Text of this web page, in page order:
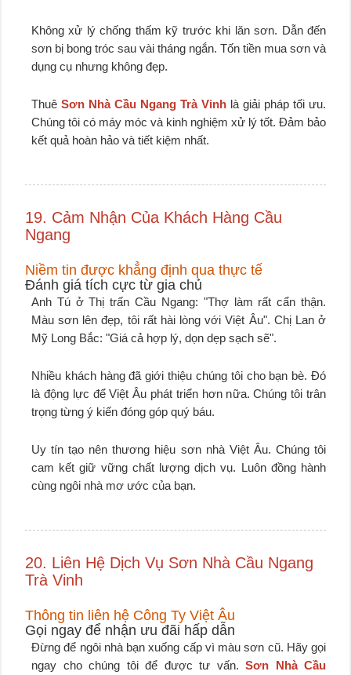
Không xử lý chống thấm kỹ trước khi lăn sơn. Dẫn đến
sơn bị bong tróc sau vài tháng ngắn. Tốn tiền mua sơn và
dụng cụ nhưng không đẹp.
Thuê Sơn Nhà Cầu Ngang Trà Vinh là giải pháp tối ưu.
Chúng tôi có máy móc và kinh nghiệm xử lý tốt. Đảm bảo
kết quả hoàn hảo và tiết kiệm nhất.
19. Cảm Nhận Của Khách Hàng Cầu
Ngang
Niềm tin được khẳng định qua thực tế
Đánh giá tích cực từ gia chủ
Anh Tú ở Thị trấn Cầu Ngang: "Thợ làm rất cẩn thận.
Màu sơn lên đẹp, tôi rất hài lòng với Việt Âu". Chị Lan ở
Mỹ Long Bắc: "Giá cả hợp lý, dọn dẹp sạch sẽ".
Nhiều khách hàng đã giới thiệu chúng tôi cho bạn bè. Đó
là động lực để Việt Âu phát triển hơn nữa. Chúng tôi trân
trọng từng ý kiến đóng góp quý báu.
Uy tín tạo nên thương hiệu sơn nhà Việt Âu. Chúng tôi
cam kết giữ vững chất lượng dịch vụ. Luôn đồng hành
cùng ngôi nhà mơ ước của bạn.
20. Liên Hệ Dịch Vụ Sơn Nhà Cầu Ngang
Trà Vinh
Thông tin liên hệ Công Ty Việt Âu
Gọi ngay để nhận ưu đãi hấp dẫn
Đừng để ngôi nhà bạn xuống cấp vì màu sơn cũ. Hãy gọi
ngay cho chúng tôi để được tư vấn. Sơn Nhà Cầu